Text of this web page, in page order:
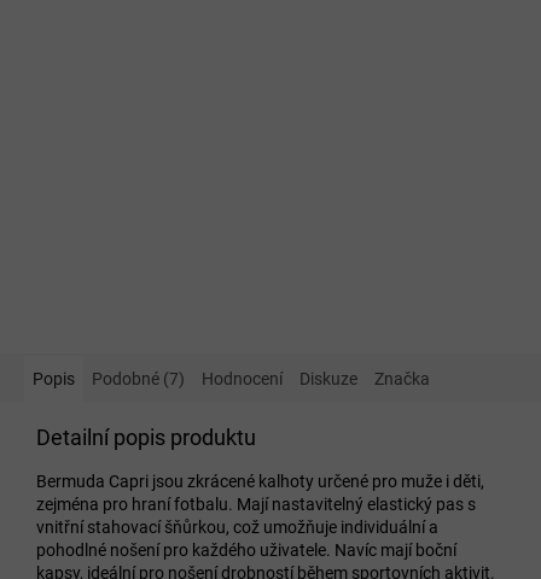
Popis Podobné (7) Hodnocení Diskuze Značka
Detailní popis produktu
Bermuda Capri jsou zkrácené kalhoty určené pro muže i děti,
zejména pro hraní fotbalu. Mají nastavitelný elastický pas s
vnitřní stahovací šňůrkou, což umožňuje individuální a
pohodlné nošení pro každého uživatele. Navíc mají boční
kapsy, ideální pro nošení drobností během sportovních aktivit.